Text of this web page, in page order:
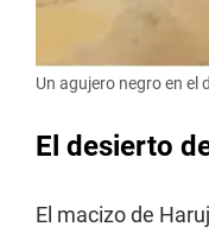
Un agujero negro en el
El desierto
El macizo de